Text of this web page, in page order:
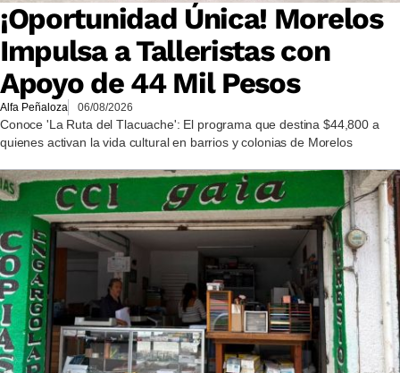
¡Oportunidad Única! Morelos
Impulsa a Talleristas con
Apoyo de 44 Mil Pesos
Alfa Peñaloza 06/08/2026
Conoce 'La Ruta del Tlacuache': El programa que destina $44,800 a
quienes activan la vida cultural en barrios y colonias de Morelos